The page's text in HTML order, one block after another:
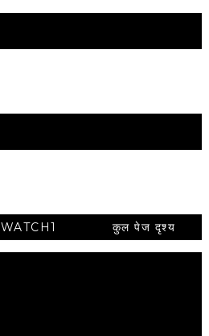
WATCH1 कुल पेज दृश्य